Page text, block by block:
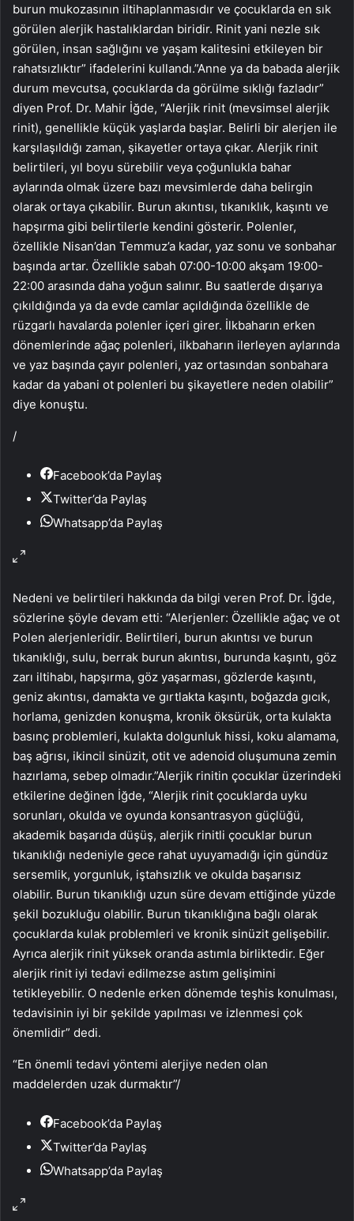
burun mukozasının iltihaplanmasıdır ve çocuklarda en sık
görülen alerjik hastalıklardan biridir. Rinit yani nezle sık
görülen, insan sağlığını ve yaşam kalitesini etkileyen bir
rahatsızlıktır” ifadelerini kullandı.”Anne ya da babada alerjik
durum mevcutsa, çocuklarda da görülme sıklığı fazladır”
diyen Prof. Dr. Mahir İğde, “Alerjik rinit (mevsimsel alerjik
rinit), genellikle küçük yaşlarda başlar. Belirli bir alerjen ile
karşılaşıldığı zaman, şikayetler ortaya çıkar. Alerjik rinit
belirtileri, yıl boyu sürebilir veya çoğunlukla bahar
aylarında olmak üzere bazı mevsimlerde daha belirgin
olarak ortaya çıkabilir. Burun akıntısı, tıkanıklık, kaşıntı ve
hapşırma gibi belirtilerle kendini gösterir. Polenler,
özellikle Nisan’dan Temmuz’a kadar, yaz sonu ve sonbahar
başında artar. Özellikle sabah 07:00-10:00 akşam 19:00-
22:00 arasında daha yoğun salınır. Bu saatlerde dışarıya
çıkıldığında ya da evde camlar açıldığında özellikle de
rüzgarlı havalarda polenler içeri girer. İlkbaharın erken
dönemlerinde ağaç polenleri, ilkbaharın ilerleyen aylarında
ve yaz başında çayır polenleri, yaz ortasından sonbahara
kadar da yabani ot polenleri bu şikayetlere neden olabilir”
diye konuştu.
/
Facebook’da Paylaş
Twitter’da Paylaş
Whatsapp’da Paylaş
Nedeni ve belirtileri hakkında da bilgi veren Prof. Dr. İğde,
sözlerine şöyle devam etti: “Alerjenler: Özellikle ağaç ve ot
Polen alerjenleridir. Belirtileri, burun akıntısı ve burun
tıkanıklığı, sulu, berrak burun akıntısı, burunda kaşıntı, göz
zarı iltihabı, hapşırma, göz yaşarması, gözlerde kaşıntı,
geniz akıntısı, damakta ve gırtlakta kaşıntı, boğazda gıcık,
horlama, genizden konuşma, kronik öksürük, orta kulakta
basınç problemleri, kulakta dolgunluk hissi, koku alamama,
baş ağrısı, ikincil sinüzit, otit ve adenoid oluşumuna zemin
hazırlama, sebep olmadır.”Alerjik rinitin çocuklar üzerindeki
etkilerine değinen İğde, “Alerjik rinit çocuklarda uyku
sorunları, okulda ve oyunda konsantrasyon güçlüğü,
akademik başarıda düşüş, alerjik rinitli çocuklar burun
tıkanıklığı nedeniyle gece rahat uyuyamadığı için gündüz
sersemlik, yorgunluk, iştahsızlık ve okulda başarısız
olabilir. Burun tıkanıklığı uzun süre devam ettiğinde yüzde
şekil bozukluğu olabilir. Burun tıkanıklığına bağlı olarak
çocuklarda kulak problemleri ve kronik sinüzit gelişebilir.
Ayrıca alerjik rinit yüksek oranda astımla birliktedir. Eğer
alerjik rinit iyi tedavi edilmezse astım gelişimini
tetikleyebilir. O nedenle erken dönemde teşhis konulması,
tedavisinin iyi bir şekilde yapılması ve izlenmesi çok
önemlidir” dedi.
“En önemli tedavi yöntemi alerjiye neden olan
maddelerden uzak durmaktır”/
Facebook’da Paylaş
Twitter’da Paylaş
Whatsapp’da Paylaş